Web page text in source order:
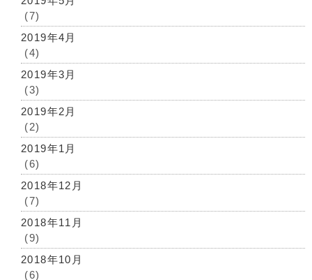
(7)
2019年4月
(4)
2019年3月
(3)
2019年2月
(2)
2019年1月
(6)
2018年12月
(7)
2018年11月
(9)
2018年10月
(6)